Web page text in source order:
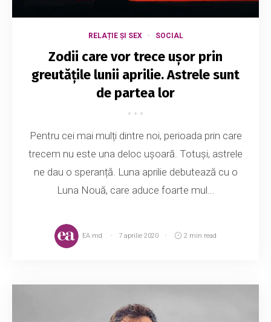
RELAȚIE ȘI SEX SOCIAL
Zodii care vor trece ușor prin
greutățile lunii aprilie. Astrele sunt
de partea lor
Pentru cei mai mulți dintre noi, perioada prin care
trecem nu este una deloc ușoară. Totuși, astrele
ne dau o speranță. Luna aprilie debutează cu o
Luna Nouă, care aduce foarte mul...
EA.md 7 aprilie 2020 2 min read